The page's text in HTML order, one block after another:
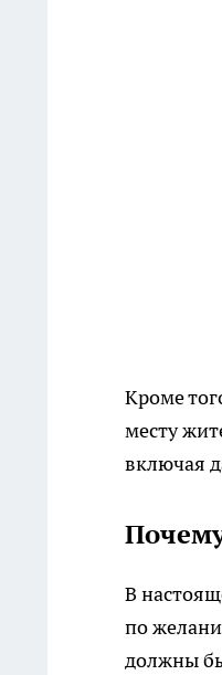
Кроме
месту
включая
В
по
должны